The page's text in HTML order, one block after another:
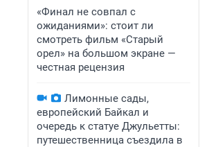
«Финал не совпал с
ожиданиями»: стоит ли
смотреть фильм «Старый
орел» на большом экране —
честная рецензия
Лимонные сады,
европейский Байкал и
очередь к статуе Джульетты:
путешественница съездила в